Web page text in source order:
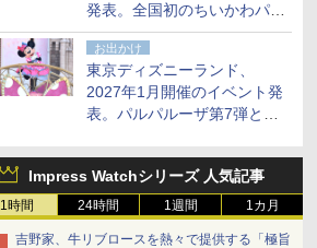
発表。全国初のちいかわパー
クストア/サンリオ新業態1号
店など
お出かけ
東京ディズニーランド、
2027年1月開催のイベント発
表。パルパルーザ第7弾とし
ド」を再演
Impress Watchシリーズ 人気記事
1時間 24時間 1週間 1カ月
吉野家、牛リブロースを熱々で提供する「極旨